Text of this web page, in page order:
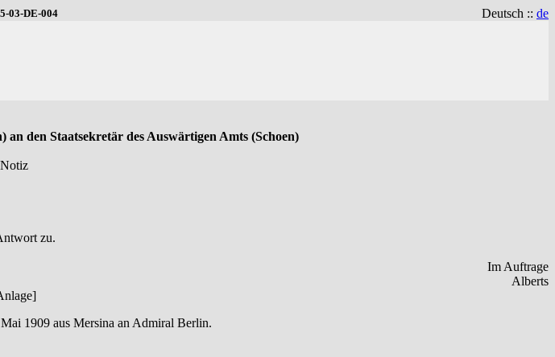
03-DE-004 Deutsch :: de
den Staatsekretär des Auswärtigen Amts (Schoen)
Notiz
zu.
Im Auftrage
Alberts
1909 aus Mersina an Admiral Berlin.